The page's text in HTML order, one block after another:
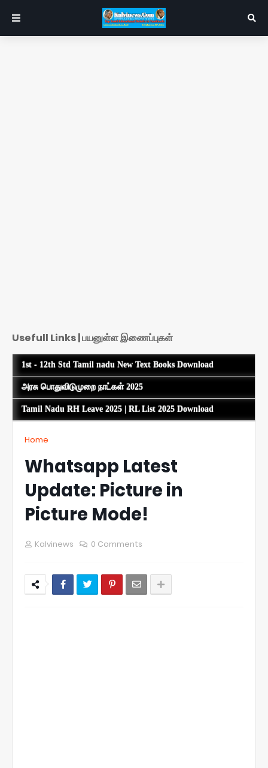
Usefull Links | பயனுள்ள இணைப்புகள்
1st - 12th Std Tamil nadu New Text Books Download
அரசு பொதுவிடுமுறை நாட்கள் 2025
Tamil Nadu RH Leave 2025 | RL List 2025 Download
Home
Whatsapp Latest
Update: Picture in
Picture Mode!
Kalvinews 0 Comments